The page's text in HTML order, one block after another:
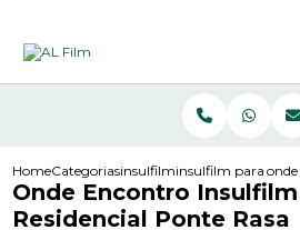
HomeCategoriasinsulfilminsulfilm para
Onde Encontro
Residencial Ponte Rasa